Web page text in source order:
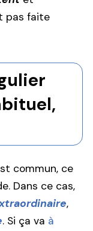
pas faite
commun, ce
Dans ce cas,
,
. Si ça va à